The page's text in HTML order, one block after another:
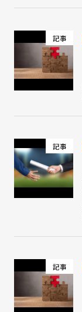
記事
記事
記事